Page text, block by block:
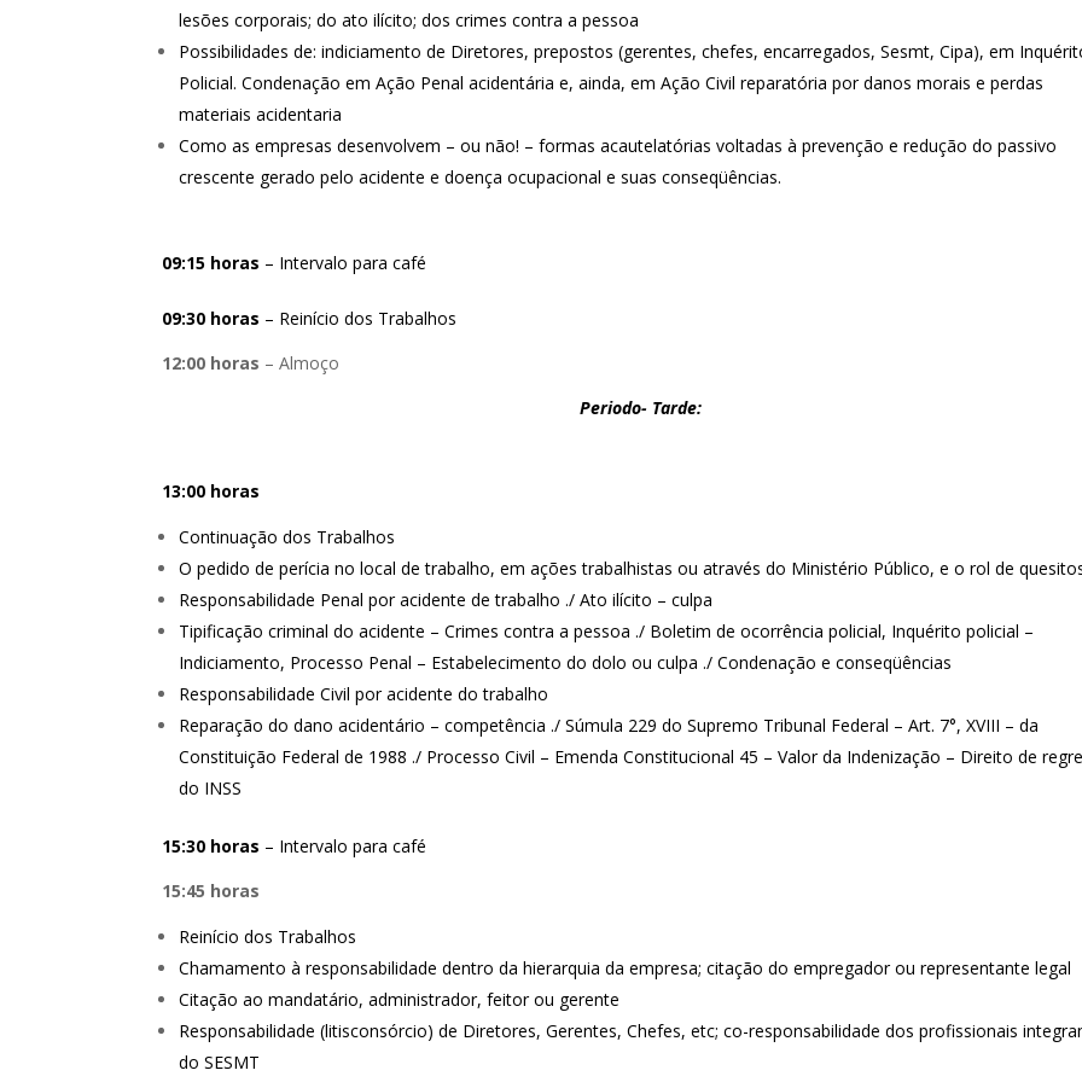
lesões corporais; do ato ilícito; dos crimes contra a pessoa
Possibilidades de: indiciamento de Diretores, prepostos (gerentes, chefes, encarregados, Sesmt, Cipa), em
Policial. Condenação em Ação Penal acidentária e, ainda, em Ação Civil reparatória por danos morais e perdas
materiais acidentaria
Como as empresas desenvolvem – ou não! – formas acautelatórias voltadas à prevenção e redução do passivo
crescente gerado pelo acidente e doença ocupacional e suas conseqüências.
09:15 horas – Intervalo para café
09:30 horas – Reinício dos Trabalhos
12:00 horas – Almoço
Periodo- Tarde:
13:00 horas
Continuação dos Trabalhos
O pedido de perícia no local de trabalho, em ações trabalhistas ou através do Ministério Público, e o rol de
Responsabilidade Penal por acidente de trabalho ./ Ato ilícito – culpa
Tipificação criminal do acidente – Crimes contra a pessoa ./ Boletim de ocorrência policial, Inquérito policial –
Indiciamento, Processo Penal – Estabelecimento do dolo ou culpa ./ Condenação e conseqüências
Responsabilidade Civil por acidente do trabalho
Reparação do dano acidentário – competência ./ Súmula 229 do Supremo Tribunal Federal – Art. 7°, XVIII – da
Constituição Federal de 1988 ./ Processo Civil – Emenda Constitucional 45 – Valor da Indenização – Direito de
do INSS
15:30 horas – Intervalo para café
15:45 horas
Reinício dos Trabalhos
Chamamento à responsabilidade dentro da hierarquia da empresa; citação do empregador ou representante legal
Citação ao mandatário, administrador, feitor ou gerente
Responsabilidade (litisconsórcio) de Diretores, Gerentes, Chefes, etc; co-responsabilidade dos profissionais
do SESMT